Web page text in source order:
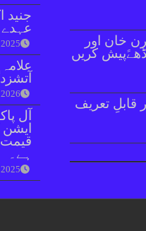
جنید
عہدے
آل
ہے۔
خان اور
کریں
قابلِ تعریف